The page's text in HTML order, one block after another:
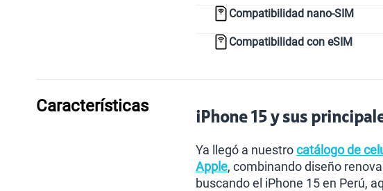
Compatibilidad nano-SIM
Compatibilidad con eSIM
Características
iPhone 15 y sus
Ya llegó a nuestrocatálogo de
Apple, combinando diseño
buscando el iPhone 15 en Perú,